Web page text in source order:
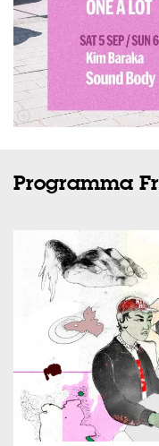
Programma